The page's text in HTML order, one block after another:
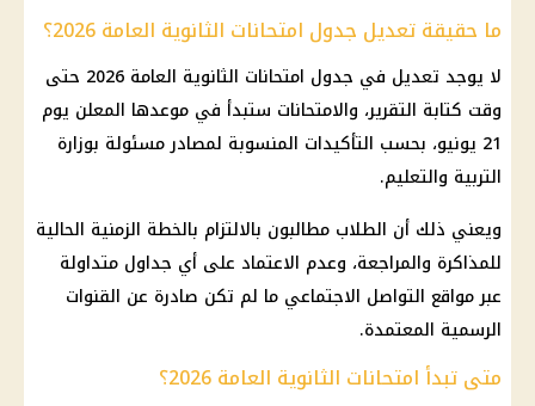
ما حقيقة تعديل جدول امتحانات الثانوية العامة 2026؟
لا يوجد تعديل في جدول امتحانات الثانوية العامة 2026 حتى
وقت كتابة التقرير، والامتحانات ستبدأ في موعدها المعلن يوم
21 يونيو، بحسب التأكيدات المنسوبة لمصادر مسئولة بوزارة
التربية والتعليم.
ويعني ذلك أن الطلاب مطالبون بالالتزام بالخطة الزمنية الحالية
للمذاكرة والمراجعة، وعدم الاعتماد على أي جداول متداولة
عبر مواقع التواصل الاجتماعي ما لم تكن صادرة عن القنوات
الرسمية المعتمدة.
متى تبدأ امتحانات الثانوية العامة 2026؟